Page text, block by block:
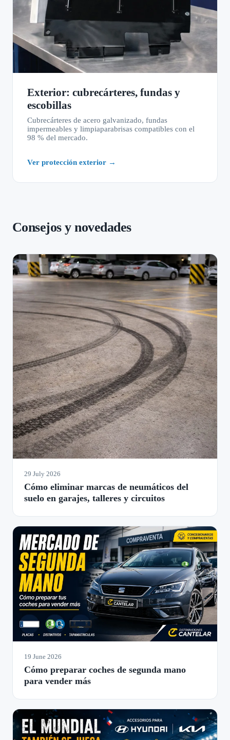
Exterior: cubrecárteres, fundas y
escobillas
Cubrecárteres de acero galvanizado, fundas
impermeables y limpiaparabrisas compatibles con el
98 % del mercado.
Ver protección exterior →
Consejos y novedades
29 July 2026
Cómo eliminar marcas de neumáticos del
suelo en garajes, talleres y circuitos
19 June 2026
Cómo preparar coches de segunda mano
para vender más